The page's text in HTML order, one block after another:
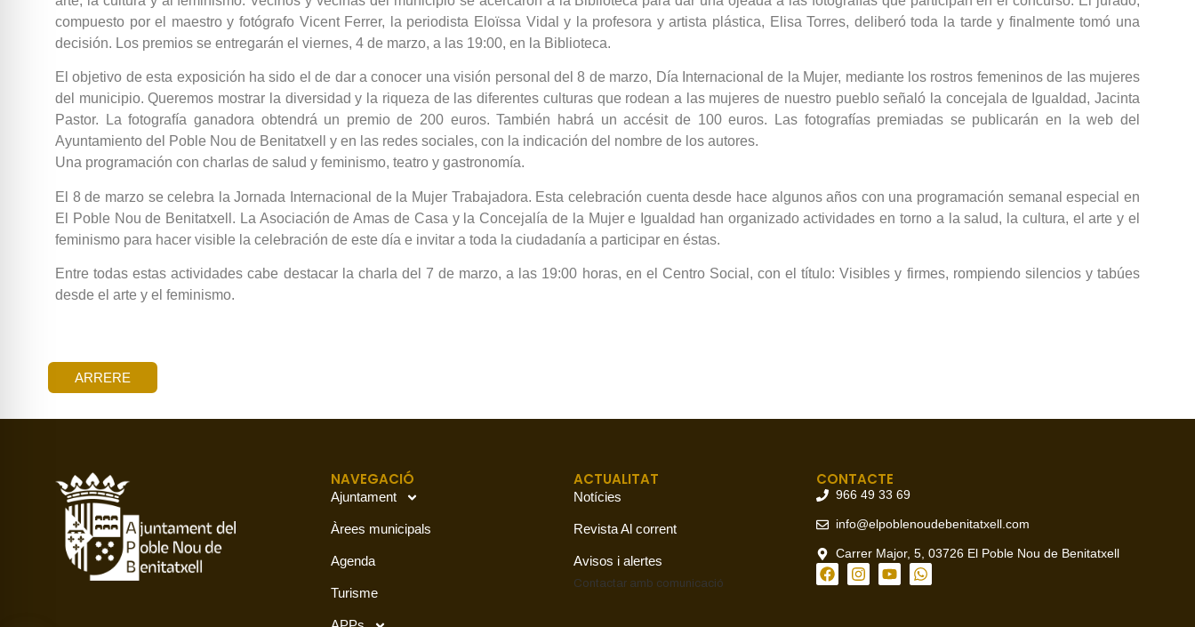
compuesto por el maestro y fotógrafo Vicent Ferrer, la periodista Eloïssa Vidal y la profesora y artista plástica, Elisa Torres, deliberó toda la tarde y finalmente tomó una
decisión. Los premios se entregarán el viernes, 4 de marzo, a las 19:00, en la Biblioteca.
El objetivo de esta exposición ha sido el de dar a conocer una visión personal del 8 de marzo, Día Internacional de la Mujer, mediante los rostros femeninos de las mujeres
del municipio. Queremos mostrar la diversidad y la riqueza de las diferentes culturas que rodean a las mujeres de nuestro pueblo señaló la concejala de Igualdad, Jacinta
Pastor. La fotografía ganadora obtendrá un premio de 200 euros. También habrá un accésit de 100 euros. Las fotografías premiadas se publicarán en la web del
Ayuntamiento del Poble Nou de Benitatxell y en las redes sociales, con la indicación del nombre de los autores.
Una programación con charlas de salud y feminismo, teatro y gastronomía.
El 8 de marzo se celebra la Jornada Internacional de la Mujer Trabajadora. Esta celebración cuenta desde hace algunos años con una programación semanal especial en
El Poble Nou de Benitatxell. La Asociación de Amas de Casa y la Concejalía de la Mujer e Igualdad han organizado actividades en torno a la salud, la cultura, el arte y el
feminismo para hacer visible la celebración de este día e invitar a toda la ciudadanía a participar en éstas.
Entre todas estas actividades cabe destacar la charla del 7 de marzo, a las 19:00 horas, en el Centro Social, con el título: Visibles y firmes, rompiendo silencios y tabúes
desde el arte y el feminismo.
ARRERE
NAVEGACIÓ
Ajuntament
Àrees municipals
Agenda
Turisme
ACTUALITAT
Notícies
Revista Al corrent
Avisos i alertes
Contactar amb comunicació
CONTACTE
966 49 33 69
info@elpoblenoudebenitatxell.com
Carrer Major, 5, 03726 El Poble Nou de Benitatxell